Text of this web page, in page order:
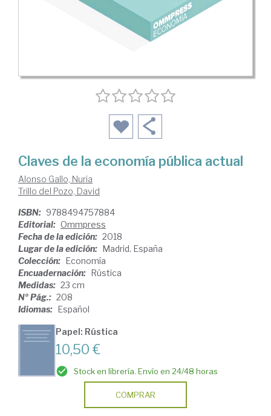
Claves de la economía pública actual
Alonso Gallo, Nuria
Trillo del Pozo, David
ISBN: 9788494757884
Editorial: Ommpress
Fecha de la edición: 2018
Lugar de la edición: Madrid. España
Colección: Economía
Encuadernación: Rústica
Medidas: 23 cm
Nº Pág.: 208
Idiomas: Español
Papel: Rústica
10,50 €
Stock en librería. Envío en 24/48 horas
COMPRAR